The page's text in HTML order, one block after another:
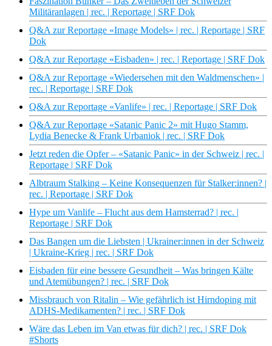
Militäranlagen | rec. | Reportage | SRF Dok
Q&A zur Reportage «Image Models» | rec. | Reportage | SRF
Dok
Q&A zur Reportage «Eisbaden» | rec. | Reportage | SRF Dok
Q&A zur Reportage «Wiedersehen mit den Waldmenschen» |
rec. | Reportage | SRF Dok
Q&A zur Reportage «Vanlife» | rec. | Reportage | SRF Dok
Q&A zur Reportage «Satanic Panic 2» mit Hugo Stamm,
Lydia Benecke & Frank Urbaniok | rec. | SRF Dok
Jetzt reden die Opfer – «Satanic Panic» in der Schweiz | rec. |
Reportage | SRF Dok
Albtraum Stalking – Keine Konsequenzen für Stalker:innen? |
rec. | Reportage | SRF Dok
Hype um Vanlife – Flucht aus dem Hamsterrad? | rec. |
Reportage | SRF Dok
Das Bangen um die Liebsten | Ukrainer:innen in der Schweiz
| Ukraine-Krieg | rec. | SRF Dok
Eisbaden für eine bessere Gesundheit – Was bringen Kälte
und Atemübungen? | rec. | SRF Dok
Missbrauch von Ritalin – Wie gefährlich ist Hirndoping mit
ADHS-Medikamenten? | rec. | SRF Dok
Wäre das Leben im Van etwas für dich? | rec. | SRF Dok
#Shorts